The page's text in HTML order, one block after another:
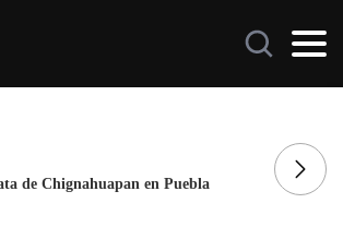
estar entre Los 50 más bellos